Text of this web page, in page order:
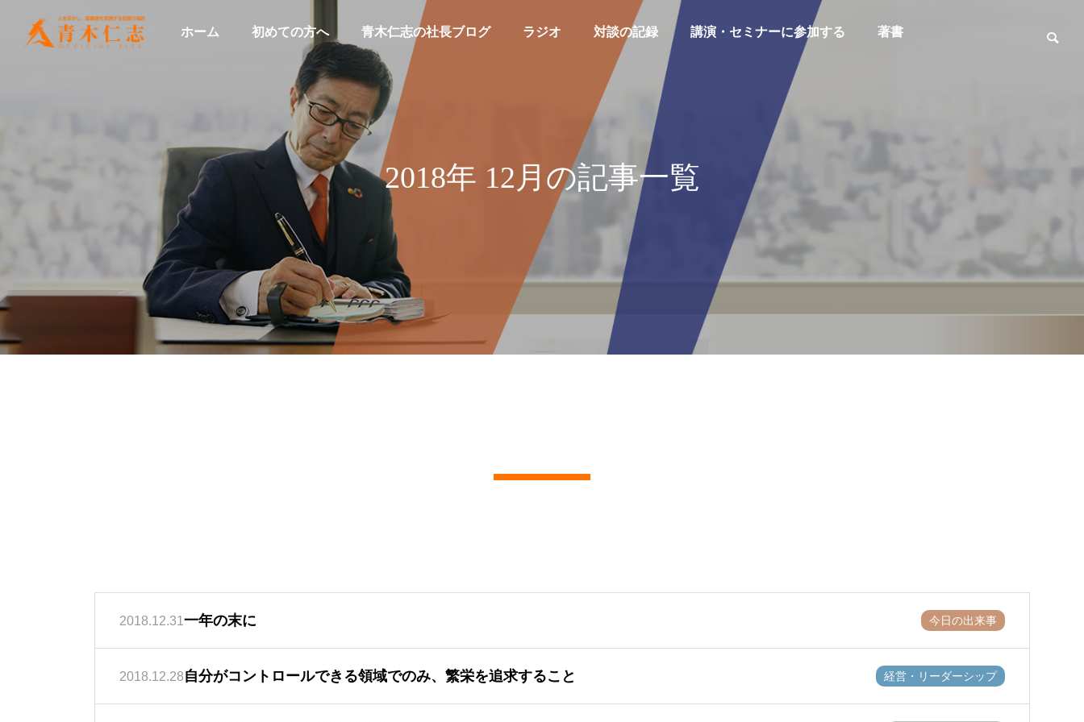
ホーム 初めての方へ 青木仁志の社長ブログ ラジオ 対談の記録 講演・セミナーに参加する 著書
2018年 12月の記事一覧
2018.12.31 一年の末に 今日の出来事
2018.12.28自分がコントロールできる領域でのみ、繁栄を追求すること 経営・リーダーシップ